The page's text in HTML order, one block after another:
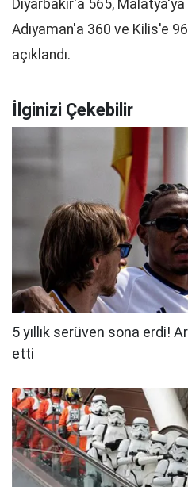
Diyarbakır'a 565,
Adıyaman'a 360 ve Kilis'e
açıklandı.